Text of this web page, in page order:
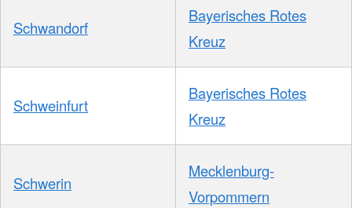
Schwandorf
Bayerisches Rotes
Kreuz
Schweinfurt
Bayerisches Rotes
Kreuz
Schwerin
Mecklenburg-
Vorpommern